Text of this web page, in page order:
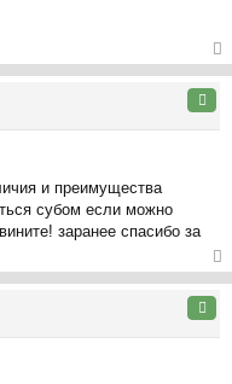
ер
ну
ть
у
и преимущества
субом если можно
заранее спасибо за
ер
ну
ть